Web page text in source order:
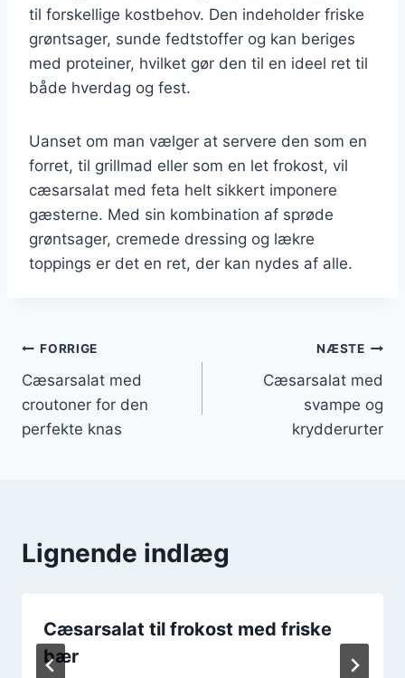
til forskellige kostbehov. Den indeholder friske
grøntsager, sunde fedtstoffer og kan beriges
med proteiner, hvilket gør den til en ideel ret til
både hverdag og fest.
Uanset om man vælger at servere den som en
forret, til grillmad eller som en let frokost, vil
cæsarsalat med feta helt sikkert imponere
gæsterne. Med sin kombination af sprøde
grøntsager, cremede dressing og lækre
toppings er det en ret, der kan nydes af alle.
Indlægsnavigation
FORRIGE
Cæsarsalat med
croutoner for den
perfekte knas
NÆSTE
Cæsarsalat med
svampe og
krydderurter
Lignende indlæg
Cæsarsalat til frokost med friske
bær